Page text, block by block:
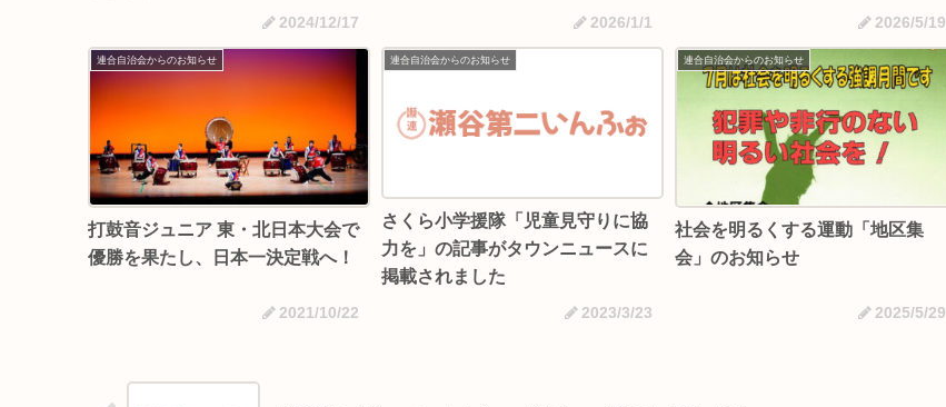
2024/12/17 2026/1/1 2026/5/19
連合自治会からのお知らせ
打鼓音ジュニア 東・北日本大会で
優勝を果たし、日本一決定戦へ！
2021/10/22
連合自治会からのお知らせ
さくら小学援隊「児童見守りに協
力を」の記事がタウンニュースに
掲載されました
2023/3/23
連合自治会からのお知らせ
社会を明るくする運動「地区集
会」のお知らせ
2025/5/29